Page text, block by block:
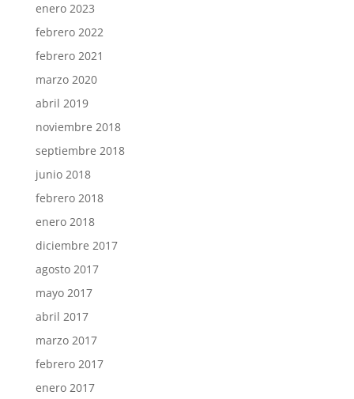
enero 2023
febrero 2022
febrero 2021
marzo 2020
abril 2019
noviembre 2018
septiembre 2018
junio 2018
febrero 2018
enero 2018
diciembre 2017
agosto 2017
mayo 2017
abril 2017
marzo 2017
febrero 2017
enero 2017